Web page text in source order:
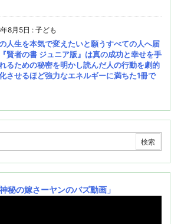
8月5日 : 子ども
人生を本気で変えたいと願うすべての人へ届
賢者の書 ジュニア版』は真の成功と幸せを手
るための秘密を明かし読んだ人の行動を劇的
させるほど強力なエネルギーに満ちた1冊で
秘の嫁さーヤンのバズ動画」